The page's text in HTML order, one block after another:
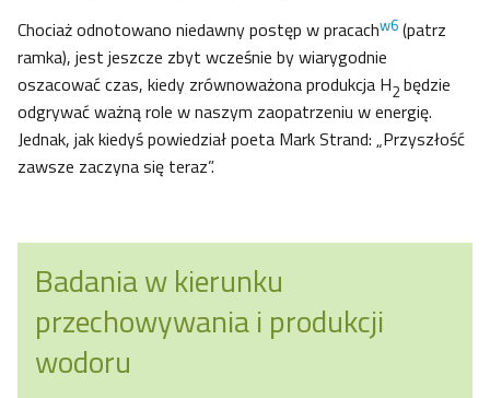
Chociaż odnotowano niedawny postęp w pracachw6 (patrz
ramka), jest jeszcze zbyt wcześnie by wiarygodnie
oszacować czas, kiedy zrównoważona produkcja H2 będzie
odgrywać ważną role w naszym zaopatrzeniu w energię.
Jednak, jak kiedyś powiedział poeta Mark Strand: „Przyszłość
zawsze zaczyna się teraz”.
Badania w kierunku
przechowywania i produkcji
wodoru